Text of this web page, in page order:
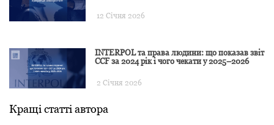
12 Січня 2026
INTERPOL та права людини: що показав звіт
CCF за 2024 рік і чого чекати у 2025–2026
2 Січня 2026
Кращі статті автора